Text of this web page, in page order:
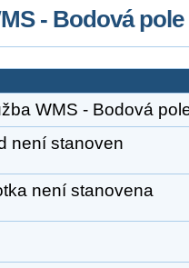
- Bodová pole
WMS - Bodová
není stanoven
není stanovena